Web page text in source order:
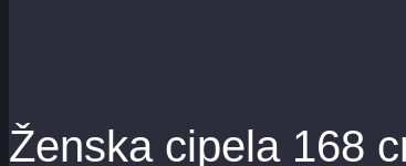
Ženska cipela 168